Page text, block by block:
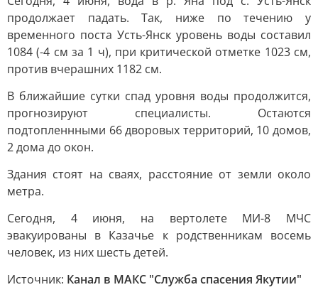
продолжает падать. Так, ниже по течению у
временного поста Усть-Янск уровень воды составил
1084 (-4 см за 1 ч), при критической отметке 1023 см,
против вчерашних 1182 см.
В ближайшие сутки спад уровня воды продолжится,
прогнозируют специалисты. Остаются
подтопленнными 66 дворовых территорий, 10 домов,
2 дома до окон.
Здания стоят на сваях, расстояние от земли около
метра.
Сегодня, 4 июня, на вертолете МИ-8 МЧС
эвакуированы в Казачье к родственникам восемь
человек, из них шесть детей.
Источник: Канал в МАКС "Служба спасения Якутии"